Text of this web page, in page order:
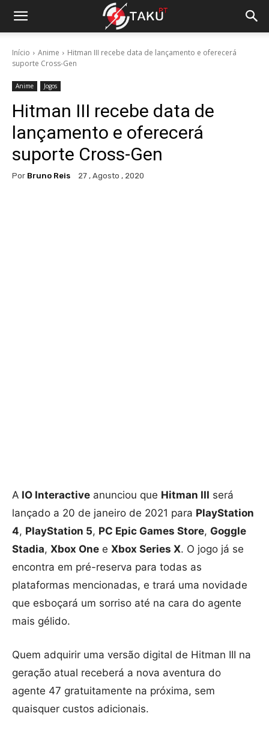
Início Anime
Hitman III recebe data de lançamento e oferecerá
suporte Cross-Gen
Anime Jogos
Hitman III recebe data de
lançamento e oferecerá
suporte Cross-Gen
Por Bruno Reis 27 , Agosto , 2020
A IO Interactive anunciou que Hitman III será
lançado a 20 de janeiro de 2021 para PlayStation
4, PlayStation 5, PC Epic Games Store, Goggle
Stadia, Xbox One e Xbox Series X. O jogo já se
encontra em pré-reserva para todas as
plataformas mencionadas, e trará uma novidade
que esboçará um sorriso até na cara do agente
mais gélido.
Quem adquirir uma versão digital de Hitman III na
geração atual receberá a nova aventura do
agente 47 gratuitamente na próxima, sem
quaisquer custos adicionais.